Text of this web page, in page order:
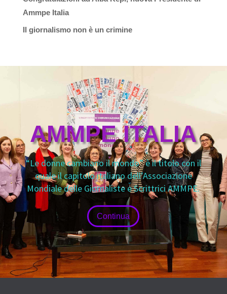
Ammpe Italia
Il giornalismo non è un crimine
AMMPE ITALIA
“Le donne cambiano il mondo” è il titolo con il
quale il capitolo italiano dell’Associazione
Mondiale delle Giornaliste e Scrittrici AMMPE.
Continua